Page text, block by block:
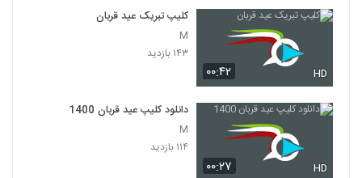
۰۰:۴۲ HD
کلیپ تبریک عید قربان
M
۱۴۳ بازدید
۰۰:۲۷ HD
دانلود کلیپ عید قربان 1400
M
۱۱۴ بازدید